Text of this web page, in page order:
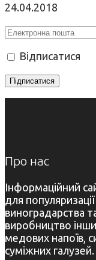
24.04.2018
Відписатися
Про нас
Інформаційний
для
виноградарства
виробництво
медових напоїв,
суміжних галузей.